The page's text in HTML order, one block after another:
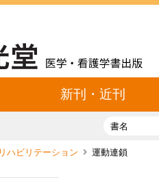
新刊・近刊
書名
ハビリテーション 運動連鎖